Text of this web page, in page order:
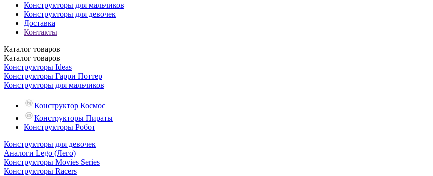
Конструкторы для мальчиков
Конструкторы для девочек
Доставка
Контакты
Каталог товаров
Каталог товаров
Конструкторы Ideas
Конструкторы Гарри Поттер
Конструкторы для мальчиков
Конструктор Космос
Конструкторы Пираты
Конструкторы Робот
Конструкторы для девочек
Аналоги Lego (Лего)
Конструкторы Movies Series
Конструкторы Racers